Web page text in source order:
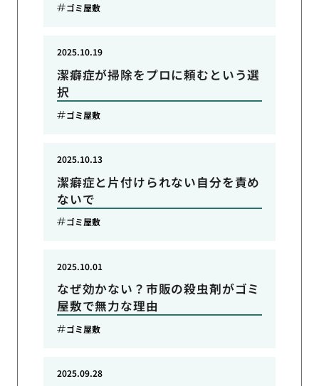
ゴミ屋敷
潔癖症が掃除をプロに頼むという選
択
2025.10.19
ゴミ屋敷
潔癖症と片付けられない自分を責め
ないで
2025.10.13
ゴミ屋敷
なぜ効かない？市販の殺虫剤がゴミ
屋敷で無力な理由
2025.10.01
ゴミ屋敷
2025.09.28